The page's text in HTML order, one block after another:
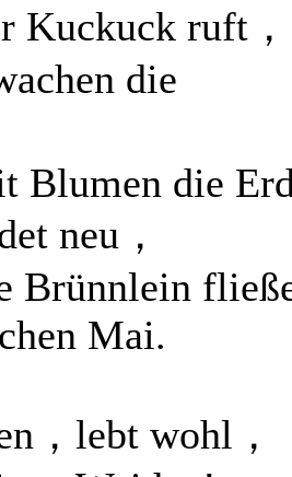
Kuckuck ruft，
die
Blumen die
neu，
Brünnlein
Mai.
，lebt wohl，